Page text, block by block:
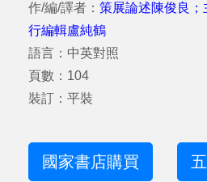
作/編/譯者： 策展論述陳俊良
行編輯盧純鶴
語言：中英對照
頁數：104
裝訂：平裝
國家書店購買